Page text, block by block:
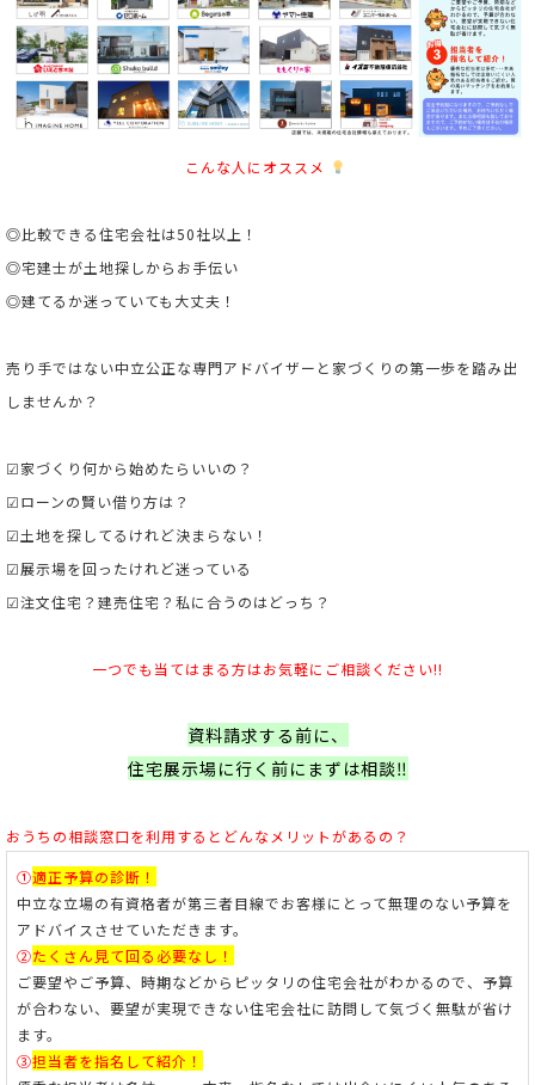
こんな人にオススメ
◎比較できる住宅会社は50社以上！
◎宅建士が土地探しからお手伝い
◎建てるか迷っていても大丈夫！
売り手ではない中立公正な専門アドバイザーと家づくりの第一歩を踏み出
しませんか？
☑家づくり何から始めたらいいの？
☑ローンの賢い借り方は？
☑土地を探してるけれど決まらない！
☑展示場を回ったけれど迷っている
☑注文住宅？建売住宅？私に合うのはどっち？
一つでも当てはまる方はお気軽にご相談ください!!
資料請求する前に、
住宅展示場に行く前にまずは相談‼
おうちの相談窓口を利用すると どんなメリットがあるの？
①適正予算の診断！
中立な立場の有資格者が第三者目線でお客様にとって無理のない予算を
アドバイスさせていただきます。
②たくさん見て回る必要なし！
ご要望やご予算、時期などからピッタリの住宅会社がわかるので、予算
が合わない、要望が実現できない住宅会社に訪問して気づく無駄が省け
ます。
③担当者を指名して紹介！